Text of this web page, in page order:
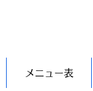
メニュー表